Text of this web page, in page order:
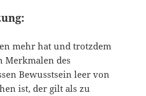
mehr hat und trotzdem
Merkmalen des
Bewusstsein leer von
ist, der gilt als zu